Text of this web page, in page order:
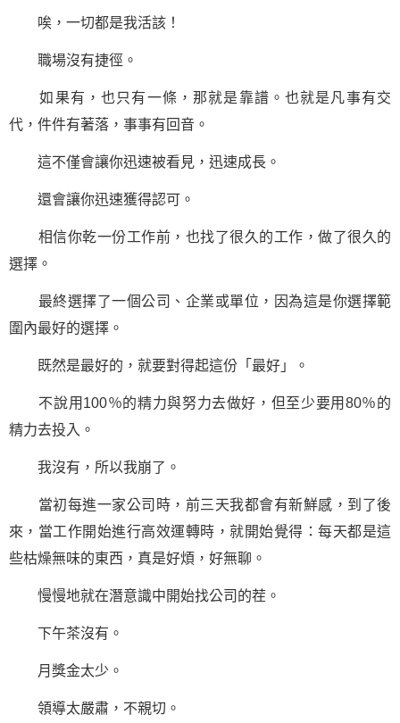
唉，一切都是我活該！
職場沒有捷徑。
如果有，也只有一條，那就是靠譜。也就是凡事有交
代，件件有著落，事事有回音。
這不僅會讓你迅速被看見，迅速成長。
還會讓你迅速獲得認可。
相信你乾一份工作前，也找了很久的工作，做了很久的
選擇。
最終選擇了一個公司、企業或單位，因為這是你選擇範
圍內最好的選擇。
既然是最好的，就要對得起這份「最好」。
不說用100％的精力與努力去做好，但至少要用80％的
精力去投入。
我沒有，所以我崩了。
當初每進一家公司時，前三天我都會有新鮮感，到了後
來，當工作開始進行高效運轉時，就開始覺得：每天都是這
些枯燥無味的東西，真是好煩，好無聊。
慢慢地就在潛意識中開始找公司的茬。
下午茶沒有。
月獎金太少。
領導太嚴肅，不親切。